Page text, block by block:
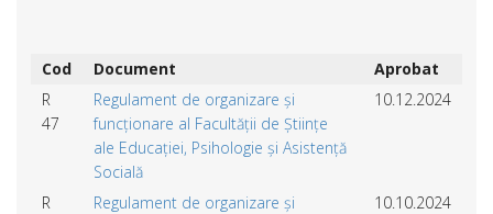
Cod Document
Aprobat
R
47
Regulament de organizare și
funcționare al Facultății de Științe
ale Educației, Psihologie și Asistență
Socială
10.12.2024
R
Regulament de organizare și
10.10.2024